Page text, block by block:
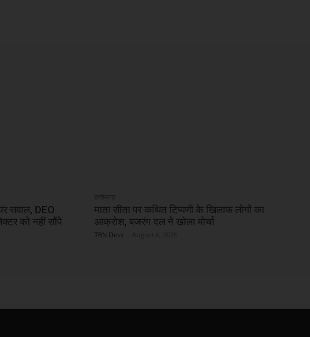
सवाल, DEO
को नहीं सौंपे
छत्तीसगढ़
माता सीता पर कथित टिप्पणी के खिलाफ लोगों का
आक्रोश, बजरंग दल ने खोला मोर्चा
TBN Desk